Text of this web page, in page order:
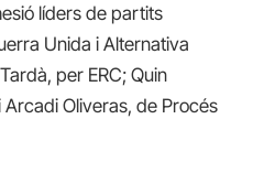
líders de partits
Unida i Alternativa
per ERC; Quin
Oliveras, de Procés